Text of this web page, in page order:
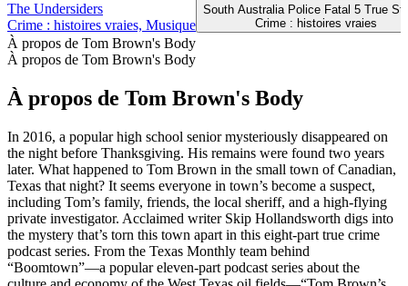
The Undersiders
Crime : histoires vraies, Musique
South Australia Police Fatal 5 True
Crime : histoires vraies
À propos de Tom Brown's Body
À propos de Tom Brown's Body
À propos de Tom Brown's Body
In 2016, a popular high school senior mysteriously disappeared on
the night before Thanksgiving. His remains were found two years
later. What happened to Tom Brown in the small town of Canadian,
Texas that night? It seems everyone in town’s become a suspect,
including Tom’s family, friends, the local sheriff, and a high-flying
private investigator. Acclaimed writer Skip Hollandsworth digs into
the mystery that’s torn this town apart in this eight-part true crime
podcast series. From the Texas Monthly team behind
“Boomtown”—a popular eleven-part podcast series about the